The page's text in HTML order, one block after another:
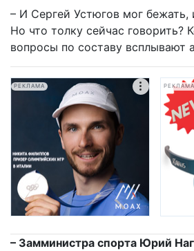
– И Сергей Устюгов мог
Но что толку сейчас говорить?
вопросы по составу всплывают
РЕКЛАМА РЕКЛАМА
– Замминистра спорта Юрий